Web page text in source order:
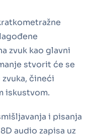
zvuk kao glavni
stvorit će se
čineći
iskustvom.
i pisanja
audio zapisa uz